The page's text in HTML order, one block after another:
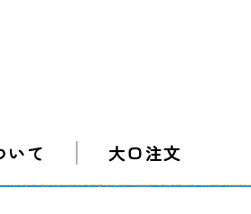
いて 大口注文